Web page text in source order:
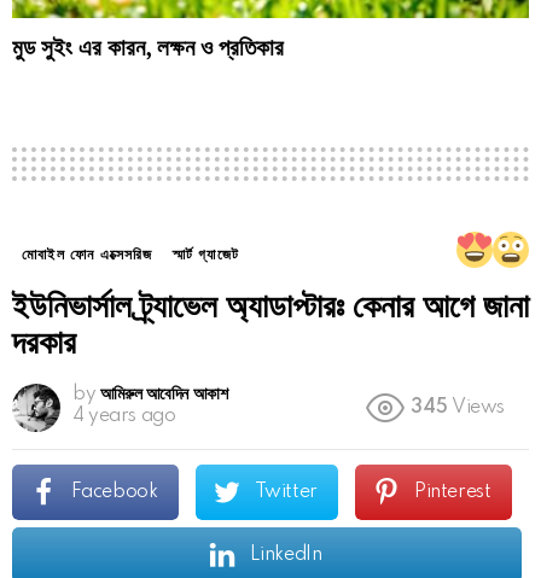
মুড সুইং এর কারন, লক্ষন ও প্রতিকার
মোবাইল ফোন এক্সেসরিজ স্মার্ট গ্যাজেট
ইউনিভার্সাল ট্র্যাভেল অ্যাডাপ্টারঃ কেনার আগে জানা
দরকার
by আমিরুল আবেদিন আকাশ
4 years ago
345 Views
Facebook Twitter Pinterest
LinkedIn